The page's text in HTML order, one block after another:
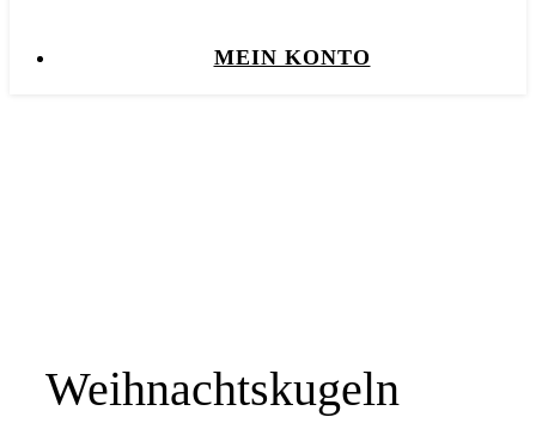
MEIN KONTO
Weihnachtskugeln